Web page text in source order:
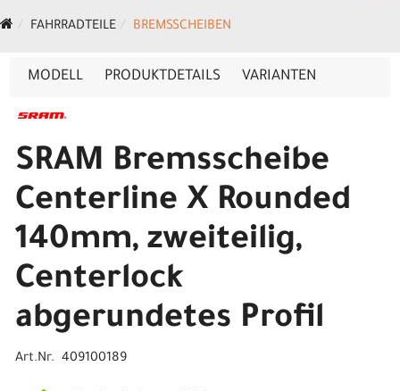
FAHRRADTEILE BREMSSCHEIBEN
MODELL PRODUKTDETAILS VARIANTEN
SRAM Bremsscheibe
Centerline X Rounded
140mm, zweiteilig,
Centerlock
abgerundetes Profil
Art.Nr. 409100189